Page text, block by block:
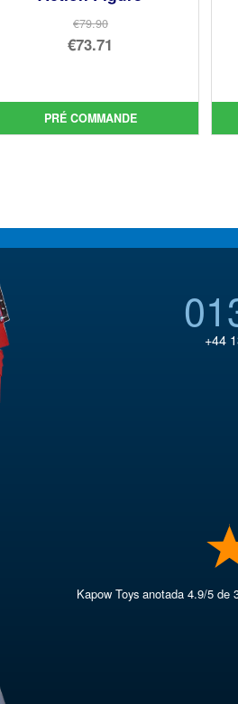
€79.90
Le
était :
€79.90.
€73.71
actuel
est :
PRÉ COMMANDE
+44
Kapow Toys anotada4.9/5 de